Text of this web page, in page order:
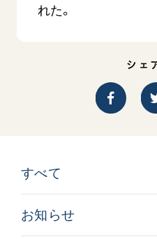
れた。
シェ
すべて
お知らせ